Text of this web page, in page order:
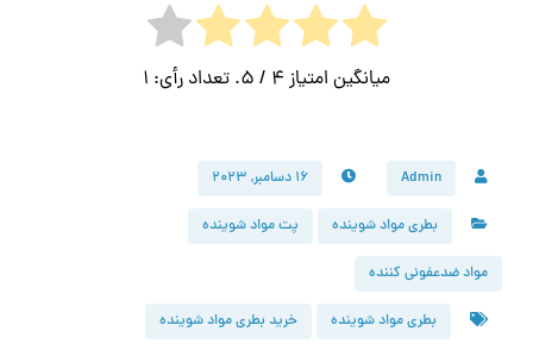
میانگین امتیاز 4 / 5. تعداد رأی: 1
Admin ۱۶ دسامبر, ۲۰۲۳
بطری مواد شوینده پت مواد شوینده
مواد ضدعفونی کننده
بطری مواد شوینده خرید بطری مواد شوینده